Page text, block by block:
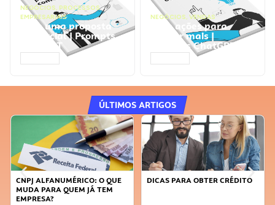
NEGÓCIOS, PROCESSOS
EMPRESARIAIS
Faça uma proposta
comercial | Prompts
ChatGPT
NEGÓCIOS, VENDAS
Faça ações para
vender mais |
Prompts ChatGPT
ÚLTIMOS ARTIGOS
CNPJ ALFANUMÉRICO: O QUE
MUDA PARA QUEM JÁ TEM
EMPRESA?
DICAS PARA OBTER CRÉDITO